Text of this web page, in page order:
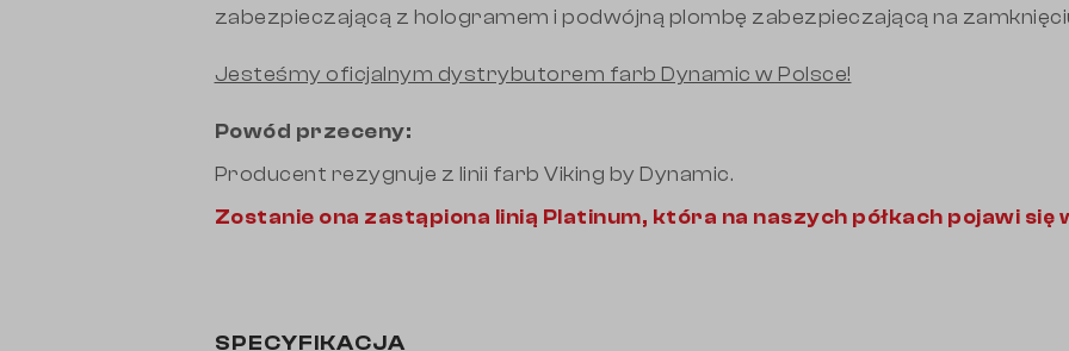
zabezpieczającą z hologramem i podwójną plombę zabezpieczającą na
Jesteśmy oficjalnym dystrybutorem farb Dynamic w Polsce!
Powód przeceny:
Producent rezygnuje z linii farb Viking by Dynamic.
Zostanie ona zastąpiona linią Platinum, która na naszych półkach pojawi
SPECYFIKACJA